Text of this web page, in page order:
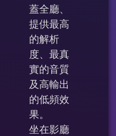
蓋全廳、
提供最高
的解析
度、最真
實的音質
及高輸出
的低頻效
果。
坐在影廳